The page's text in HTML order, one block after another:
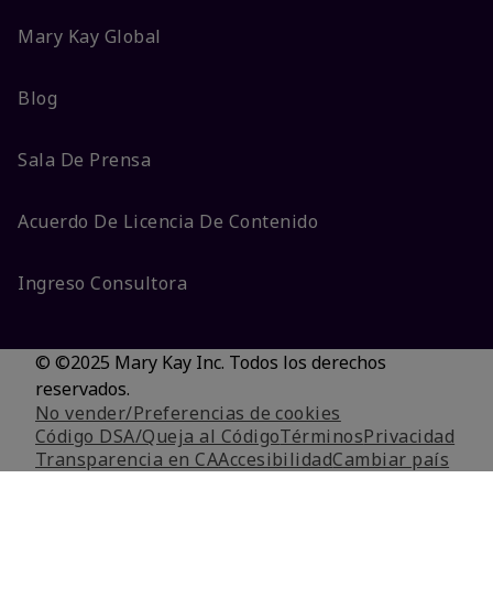
Mary Kay Global
Blog
Sala De Prensa
Acuerdo De Licencia De Contenido
Ingreso Consultora
© ©2025 Mary Kay Inc. Todos los derechos
reservados.
No vender/Preferencias de cookies
Código DSA/Queja al CódigoTérminosPrivacidad
Transparencia en CAAccesibilidadCambiar país